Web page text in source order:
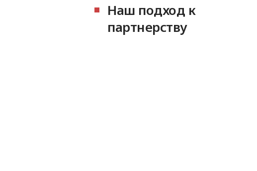
Наш подход к
партнерству